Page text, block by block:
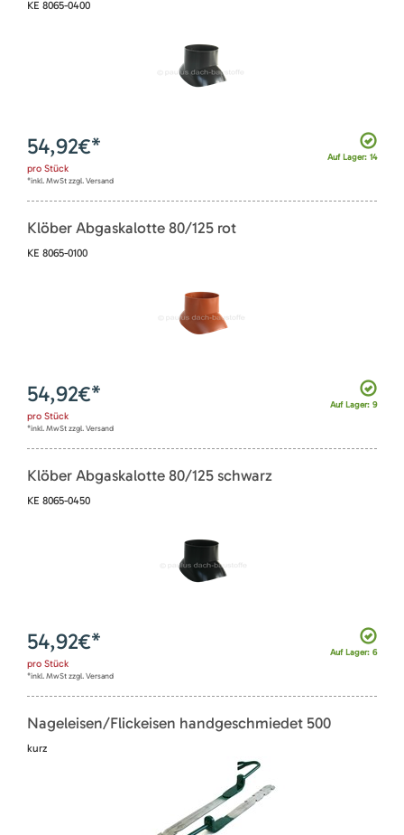
KE 8065-0400
Auf Lager: 14
54,92€*
pro Stück
*inkl. MwSt zzgl. Versand
Klöber Abgaskalotte 80/125 rot
KE 8065-0100
Auf Lager: 9
54,92€*
pro Stück
*inkl. MwSt zzgl. Versand
Klöber Abgaskalotte 80/125 schwarz
KE 8065-0450
Auf Lager: 6
54,92€*
pro Stück
*inkl. MwSt zzgl. Versand
Nageleisen/Flickeisen handgeschmiedet 500
kurz